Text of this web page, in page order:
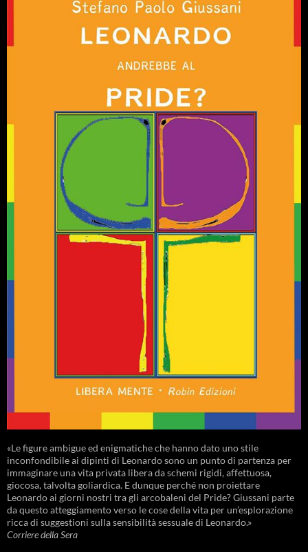
«Le figure ambigue ed enigmatiche che hanno dato uno stile
inconfondibile ai dipinti di Leonardo sono un punto di partenza per
immaginare una vita privata libera da schemi rigidi, affettuosa,
giocosa, talvolta goliardica. E dunque perché non proiettare
Leonardo ai giorni nostri tra gli arcobaleni del Pride? Giussani parte
da questo atteggiamento verso le cose della vita per un’esplorazione
ricca di suggestioni sulla sensibilità sessuale di Leonardo.»
Corriere della Sera